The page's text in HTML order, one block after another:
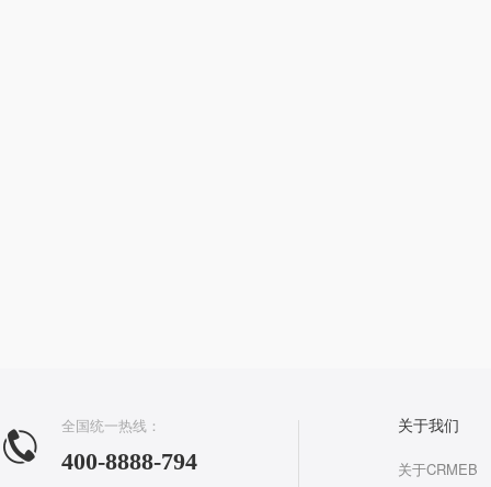
全国统一热线：
400-8888-794
关于我们
关于CRMEB